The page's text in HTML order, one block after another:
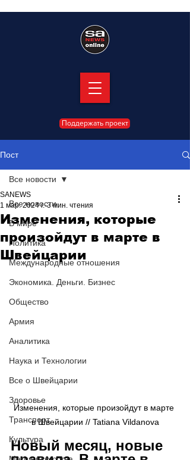
Поддержать проект
Пост
Все новости
В мире
Политика
Международные отношения
Экономика. Деньги. Бизнес
Общество
Армия
Аналитика
Наука и Технологии
Все о Швейцарии
Здоровье
Транспорт
Культура
Все новости
Изменения, которые
произойдут в марте в
Швейцарии
SANEWS
1 мар. 2024 г. 3 мин. чтения
Изменения, которые произойдут в марте
в Швейцарии // Tatiana Vildanova
Новый месяц, новые